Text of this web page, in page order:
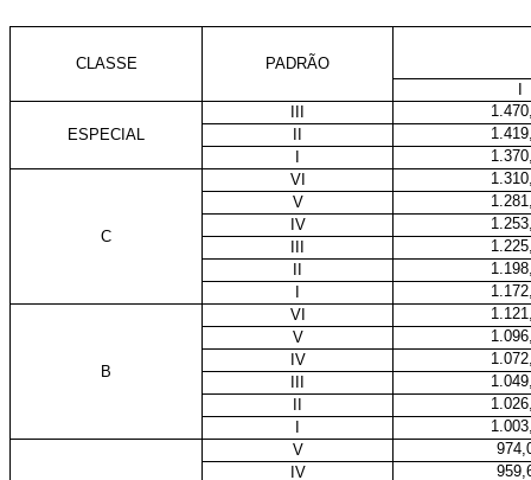
CLASSE
PADRÃO
ESPECIAL
C
VI
V
IV
B
VI
V
IV
V
IV